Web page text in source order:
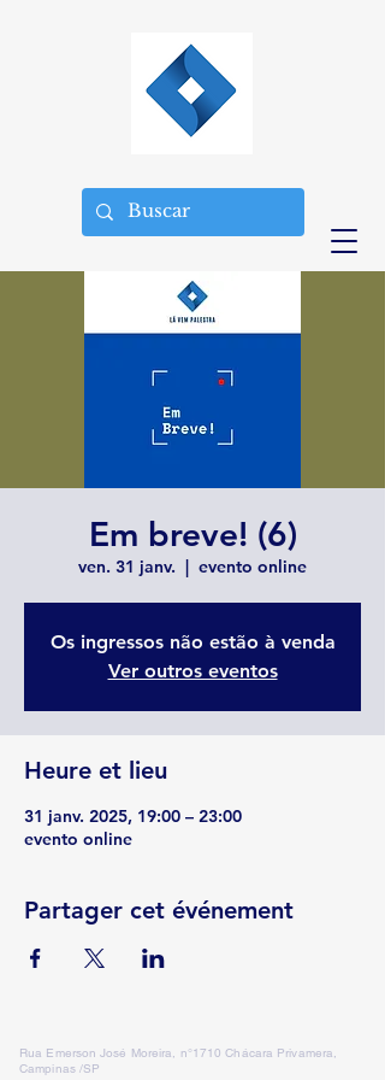
Em breve! (6)
ven. 31 janv.
  |
evento online
Os ingressos não estão à venda
Ver outros eventos
Heure et lieu
31 janv. 2025, 19:00 – 23:00
evento online
Partager cet événement
Rua Emerson José Moreira, n°1710 Chácara Privamera,
Campinas /SP